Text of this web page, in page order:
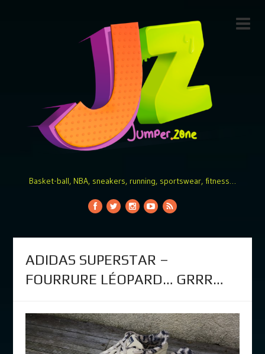
Basket-ball, NBA, sneakers, running, sportswear, fitness…
ADIDAS SUPERSTAR –
FOURRURE LÉOPARD… GRRR…